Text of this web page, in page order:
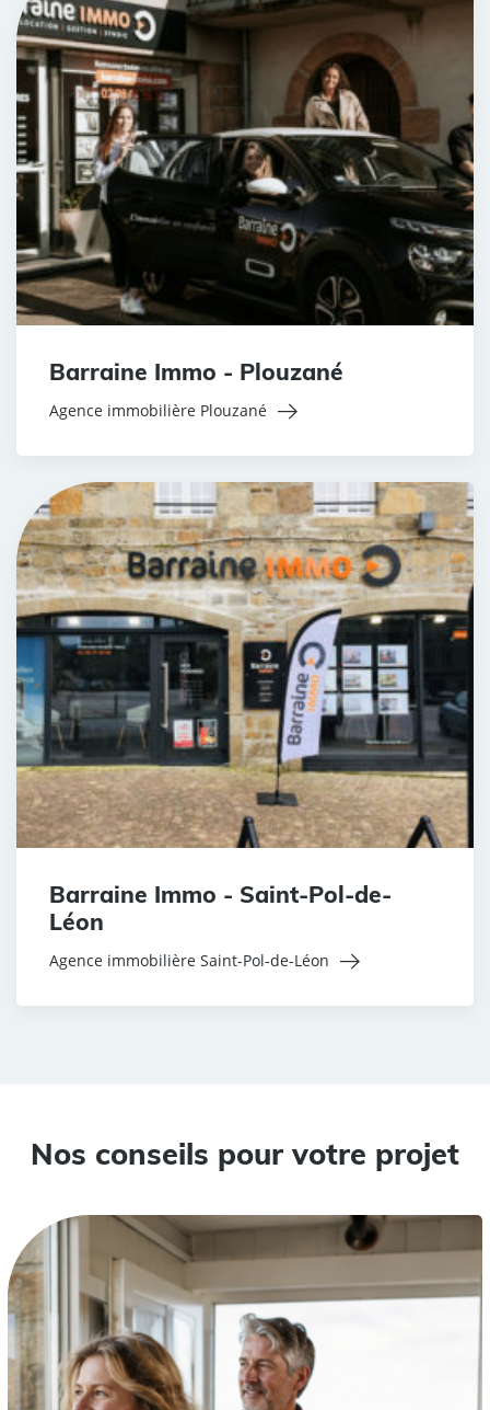
Barraine Immo - Plouzané
Agence immobilière Plouzané
Barraine Immo - Saint-Pol-de-
Léon
Agence immobilière Saint-Pol-de-Léon
Nos conseils pour votre projet